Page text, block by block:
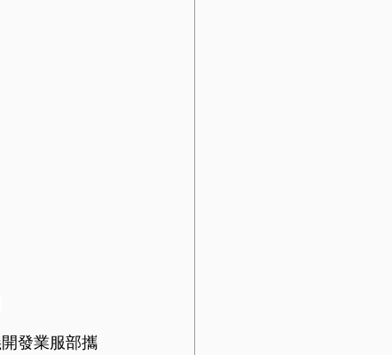
發業服部攜